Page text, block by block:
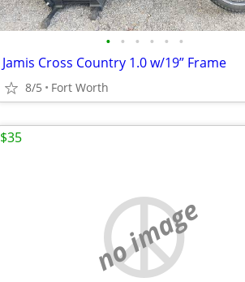
• • • • • •
Jamis Cross Country 1.0 w/19” Frame
8/5 Fort Worth
no image
$35